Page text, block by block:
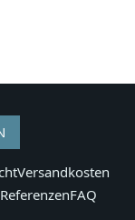
Versandkosten
ReferenzenFAQ